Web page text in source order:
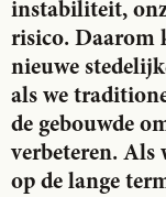
instabiliteit,
risico. Daarom
nieuwe
als we
de gebouwde
verbeteren. Als
op de lange